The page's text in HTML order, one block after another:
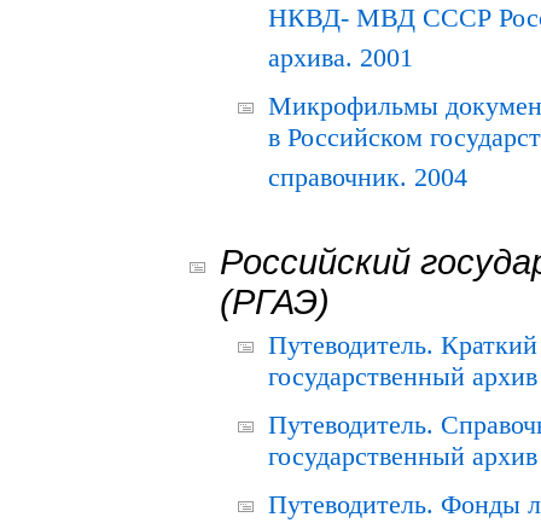
НКВД- МВД СССР
архива. 2001
Микрофильмы
в Российском
справочник. 2004
Российский
(РГАЭ)
Путеводитель.
государственный
Путеводитель.
государственный
Путеводитель. Фонды